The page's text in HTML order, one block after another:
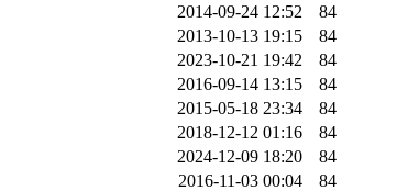
2014-09-24 12:52
84
2013-10-13 19:15
84
2023-10-21 19:42
84
2016-09-14 13:15
84
2015-05-18 23:34
84
2018-12-12 01:16
84
2024-12-09 18:20
84
2016-11-03 00:04
84